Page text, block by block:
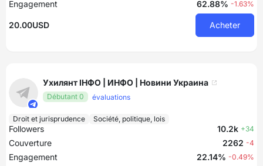
Engagement 62.88% -1.63%
20.00USD Acheter
Ухилянт ІНФО | ИНФО | Новини Украина
Débutant 0 évaluations
Droit et jurisprudence Société, politique, lois
Followers 10.2k +34
Couverture 2262 -4
Engagement 22.14% -0.49%